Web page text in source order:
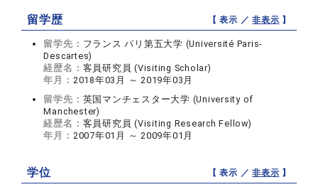
留学歴 【 表示 ／非表示 】
留学先： フランス パリ第五大学 (Université Paris-
Descartes)
経歴名： 客員研究員 (Visiting Scholar)
年月： 2018年03月 ～ 2019年03月
留学先： 英国マンチェスター大学 (University of
Manchester)
経歴名： 客員研究員 (Visiting Research Fellow)
年月： 2007年01月 ～ 2009年01月
学位 【 表示 ／非表示 】